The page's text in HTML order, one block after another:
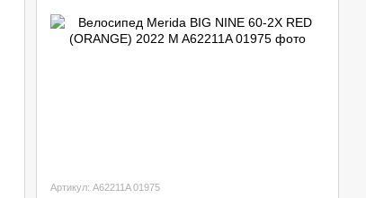
Артикул: A62211A 01975